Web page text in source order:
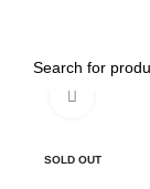
SOLD OUT